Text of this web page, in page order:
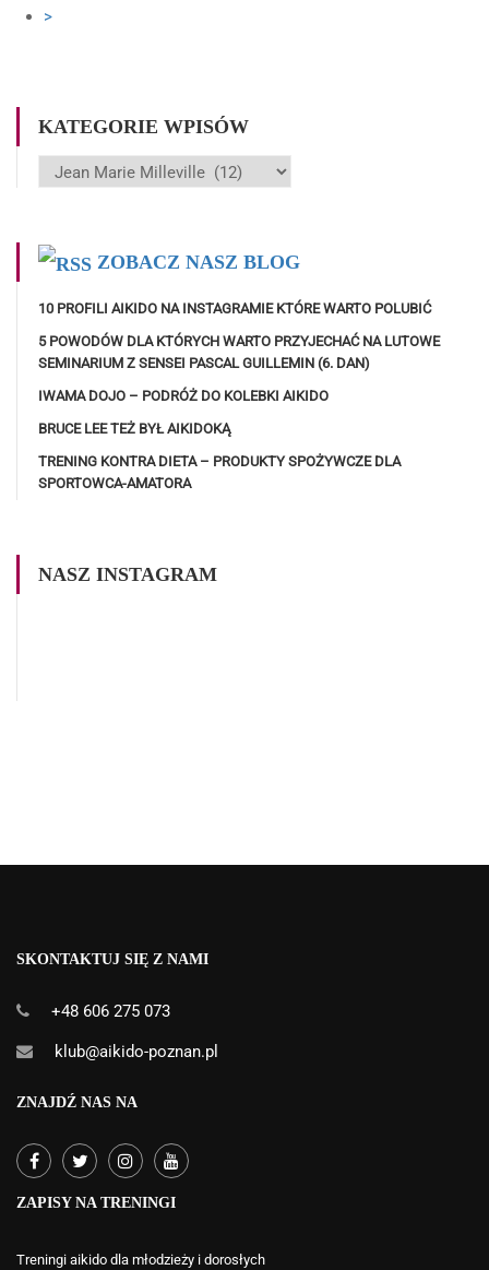
>
KATEGORIE WPISÓW
Kategorie
ZOBACZ NASZ BLOG
10 PROFILI AIKIDO NA INSTAGRAMIE KTÓRE WARTO POLUBIĆ
5 POWODÓW DLA KTÓRYCH WARTO PRZYJECHAĆ NA LUTOWE
SEMINARIUM Z SENSEI PASCAL GUILLEMIN (6. DAN)
IWAMA DOJO – PODRÓŻ DO KOLEBKI AIKIDO
BRUCE LEE TEŻ BYŁ AIKIDOKĄ
TRENING KONTRA DIETA – PRODUKTY SPOŻYWCZE DLA
SPORTOWCA-AMATORA
NASZ INSTAGRAM
SKONTAKTUJ SIĘ Z NAMI
+48 606 275 073
klub@aikido-poznan.pl
ZNAJDŹ NAS NA
ZAPISY NA TRENINGI
Treningi aikido dla młodzieży i dorosłych